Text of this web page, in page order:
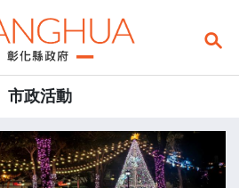
市政活動